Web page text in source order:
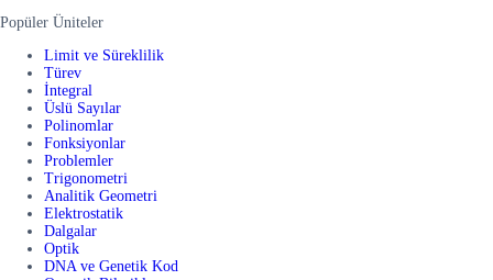
Popüler Üniteler
Limit ve Süreklilik
Türev
İntegral
Üslü Sayılar
Polinomlar
Fonksiyonlar
Problemler
Trigonometri
Analitik Geometri
Elektrostatik
Dalgalar
Optik
DNA ve Genetik Kod